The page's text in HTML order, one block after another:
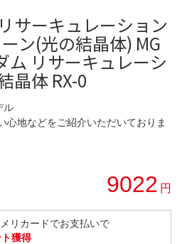
サーキュレーション
ン(光の結晶体) MG
ム リサーキュレーシ
晶体 RX-0
ル
心地などをご紹介いただいておりま
9022 円
リカードでお支払いで
獲得